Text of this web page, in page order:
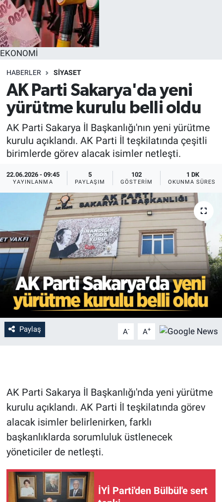
EKONOMİ
HABERLER SİYASET
AK Parti Sakarya'da yeni
yürütme kurulu belli oldu
AK Parti Sakarya İl Başkanlığı'nın yeni yürütme
kurulu açıklandı. AK Parti İl teşkilatında çeşitli
birimlerde görev alacak isimler netleşti.
22.06.2026 - 09:45
YAYINLANMA
5
PAYLAŞIM
102
GÖSTERIM
1 DK
OKUNMA SÜRESI
Paylaş A- A+
AK Parti Sakarya İl Başkanlığı'nda yeni yürütme
kurulu açıklandı. AK Parti İl teşkilatında görev
alacak isimler belirlenirken, farklı
başkanlıklarda sorumluluk üstlenecek
yöneticiler de netleşti.
İYİ Parti'den Bülbül'e sert
EĞİTİM
MAGAZİN
ÖZEL HABER
HALK54 PANORAMA